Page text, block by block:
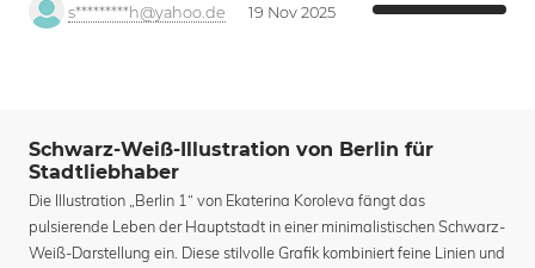
s*********h@yahoo.de 19 Nov 2025
Schwarz-Weiß-Illustration von Berlin für
Stadtliebhaber
Die Illustration „Berlin 1“ von Ekaterina Koroleva fängt das
pulsierende Leben der Hauptstadt in einer minimalistischen Schwarz-
Weiß-Darstellung ein. Diese stilvolle Grafik kombiniert feine Linien und